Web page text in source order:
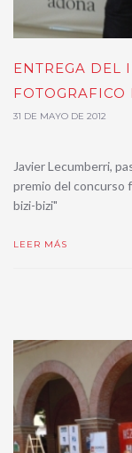
ENTREGA DEL
31 DE MAYO DE 2012
Javier Lecumberri,
premio del concurso
bizi-bizi"
LEER MÁS